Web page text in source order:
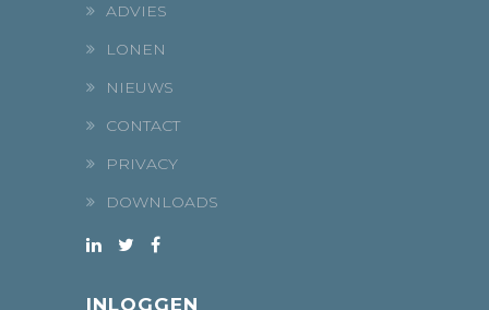
ADVIES
LONEN
NIEUWS
CONTACT
PRIVACY
DOWNLOADS
INLOGGEN